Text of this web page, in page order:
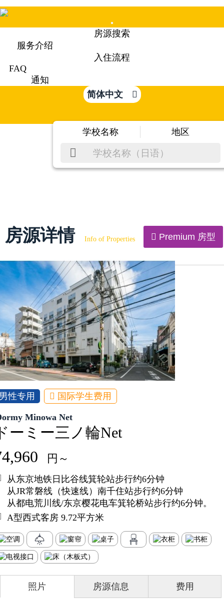
Mobile
Menu
房源搜索
服务介绍
入住流程
FAQ
通知
简体中文
学校名称 地区
房源详情 Info of Properties Premium 房型
性专用 国际学生费用
Minowa Net
ーミー三ノ輪Net
円～
从东京地铁日比谷线箕轮站步行约6分钟
从JR常磐线（快速线）南千住站步行约6分钟
从都电荒川线/东京樱花电车箕轮桥站步行约6分钟。
A型西式客房 9.72平方米
照片 房源信息 费用